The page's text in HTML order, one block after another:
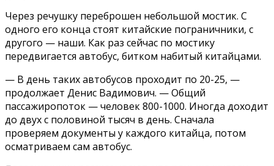
Через речушку переброшен небольшой мостик. С
одного его конца стоят китайские пограничники, с
другого — наши. Как раз сейчас по мостику
передвигается автобус, битком набитый китайцами.
— В день таких автобусов проходит по 20-25, —
продолжает Денис Вадимович. — Общий
пассажиропоток — человек 800-1000. Иногда доходит
до двух с половиной тысяч в день. Сначала
проверяем документы у каждого китайца, потом
осматриваем сам автобус.